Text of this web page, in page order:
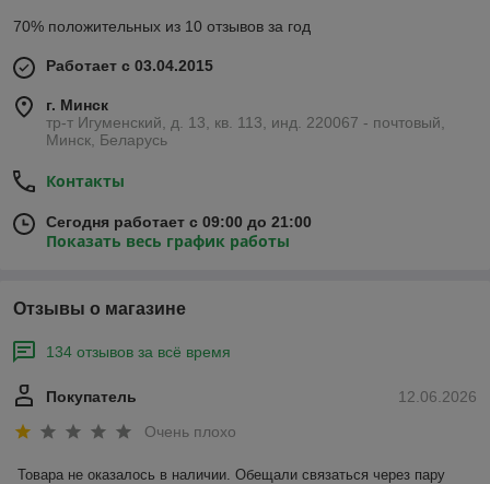
70% положительных из 10 отзывов за год
Работает с 03.04.2015
г. Минск
тр-т Игуменский, д. 13, кв. 113, инд. 220067 - почтовый,
Минск, Беларусь
Контакты
Сегодня работает с 09:00 до 21:00
Показать весь график работы
Отзывы о магазине
134 отзывов за всё время
12.06.2026
Покупатель
Очень плохо
Товара не оказалось в наличии. Обещали связаться через пару